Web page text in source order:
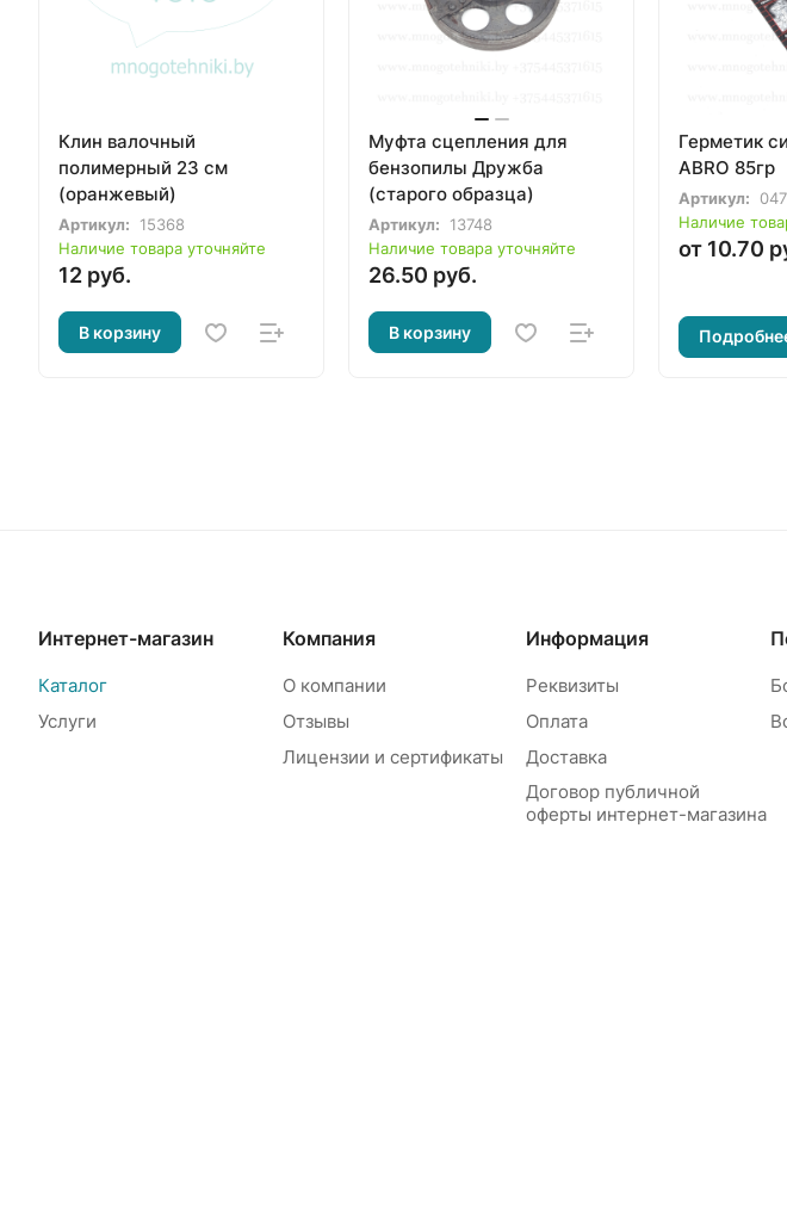
Клин валочный
полимерный 23 см
(оранжевый)
Артикул:
15368
Наличие товара уточняйте
12 руб.
В корзину
Муфта сцепления для
бензопилы Дружба
(старого образца)
Артикул:
13748
Наличие товара уточняйте
26.50 руб.
В корзину
Герметик
ABRO 85гр
Артикул:
Наличие
от 10.70
Интернет-магазин
Каталог
Услуги
Компания
О компании
Отзывы
Лицензии и сертификаты
Информация
Реквизиты
Оплата
Доставка
Договор публичной
оферты интернет-магазина